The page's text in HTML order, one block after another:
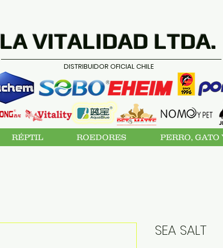
LA VITALIDAD LTDA.
DISTRIBUIDOR OFICIAL CHILE
RÉPTIL ROEDORES PERRO, GATO
SEA SALT